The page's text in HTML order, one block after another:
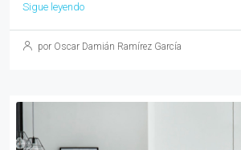
Sigue leyendo
por Oscar Damián Ramírez García